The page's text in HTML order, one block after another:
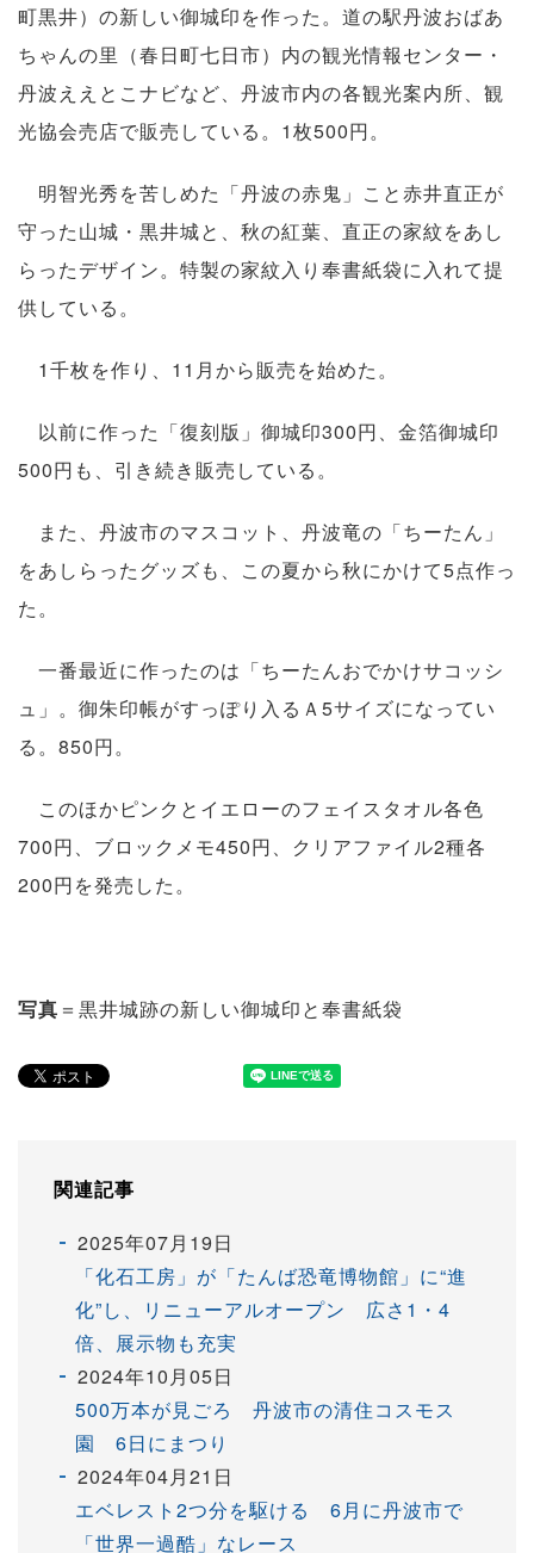
町黒井）の新しい御城印を作った。道の駅丹波おばあ
ちゃんの里（春日町七日市）内の観光情報センター・
丹波ええとこナビなど、丹波市内の各観光案内所、観
光協会売店で販売している。1枚500円。
明智光秀を苦しめた「丹波の赤鬼」こと赤井直正が
守った山城・黒井城と、秋の紅葉、直正の家紋をあし
らったデザイン。特製の家紋入り奉書紙袋に入れて提
供している。
1千枚を作り、11月から販売を始めた。
以前に作った「復刻版」御城印300円、金箔御城印
500円も、引き続き販売している。
また、丹波市のマスコット、丹波竜の「ちーたん」
をあしらったグッズも、この夏から秋にかけて5点作っ
た。
一番最近に作ったのは「ちーたんおでかけサコッシ
ュ」。御朱印帳がすっぽり入るＡ5サイズになってい
る。850円。
このほかピンクとイエローのフェイスタオル各色
700円、ブロックメモ450円、クリアファイル2種各
200円を発売した。
写真 ＝黒井城跡の新しい御城印と奉書紙袋
関連記事
2025年07月19日
「化石工房」が「たんば恐竜博物館」に“進
化”し、リニューアルオープン 広さ1・4
倍、展示物も充実
2024年10月05日
500万本が見ごろ 丹波市の清住コスモス
園 6日にまつり
2024年04月21日
エベレスト2つ分を駆ける 6月に丹波市で
「世界一過酷」なレース